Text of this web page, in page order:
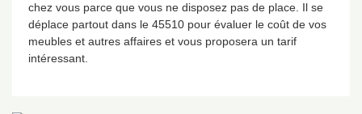
chez vous parce que vous ne disposez pas de place. Il se
déplace partout dans le 45510 pour évaluer le coût de vos
meubles et autres affaires et vous proposera un tarif
intéressant.